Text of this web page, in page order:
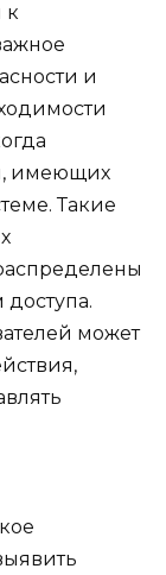
к
и
имеющих
Такие
может